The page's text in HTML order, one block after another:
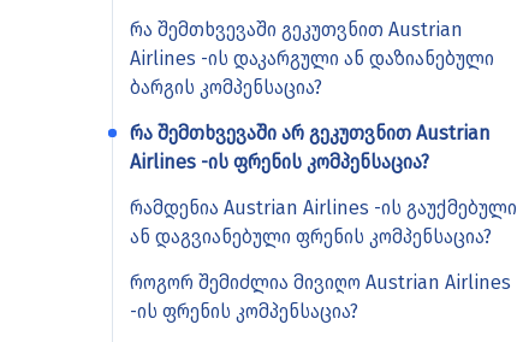
რა შემთხვევაში გეკუთვნით Austrian
Airlines -ის დაკარგული ან დაზიანებული
ბარგის კომპენსაცია?
რა შემთხვევაში არ გეკუთვნით Austrian
Airlines -ის ფრენის კომპენსაცია?
რამდენია Austrian Airlines -ის გაუქმებული
ან დაგვიანებული ფრენის კომპენსაცია?
როგორ შემიძლია მივიღო Austrian Airlines
-ის ფრენის კომპენსაცია?